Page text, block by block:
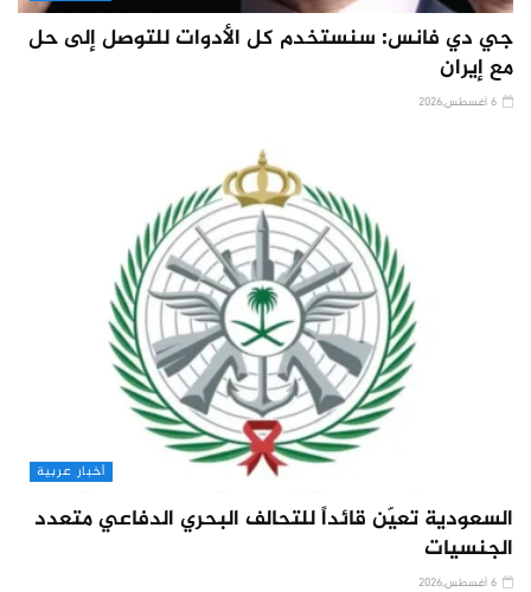
جي دي فانس: سنستخدم كل الأدوات للتوصل إلى حل
مع إيران
أخبار عربية
السعودية تعيّن قائداً للتحالف البحري الدفاعي متعدد
الجنسيات